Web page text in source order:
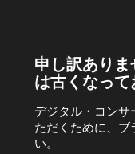
申し訳あり
は古くなっ
デジタル・コン
ただくために、ブ
い。